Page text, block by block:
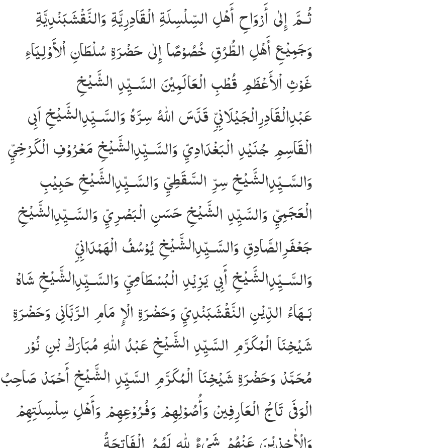
ثُـمَّ إِلٰى أَرْوَاحِ أَهْلِ السِّلْسِلَةِ الْقَادِرِيَّةِ وَالنَّقْشَبَنْدِيَّةِ
وَجَمِيْعِ أَهْلِ الطُّرُقِ خُصُوْصًا إِلٰى حَضْرَةِ سُلْطَانِ اْلأَوْلِيَاءِ
غَوْثِ اْلأَعْظَمِ قُطْبِ الْعَالَمِيْنَ السَّـيِّدِ الشَّيْخِ
عَبْدِالْقَادِرِالْجَيْلَانِيِّ قَدَّسَ اللّٰهُ سِرَّهُ وَالسَّـيِّدِالشَّيْخِ اَبِى
الْقَاسِمِ جُنَيْدِ الْبَغْدَادِيِّ وَالسَّـيِّدِالشَّيْخِ مَعْرُوْفِ الْكَرْخِيِّ
وَالسَّـيِّدِالشَّيْخِ سِرِّ السَّقَطِيِّ وَالسَّـيِّدِالشَّيْخِ حَبِيْبِ
الْعَجَمِيِّ وَالسَّيِّدِ الشَّيْخِ حَسَنِ الْبَصْرِيِّ وَالسَّـيِّدِالشَّيْخِ
جَعْفَرِالصَّادِقِ وَالسَّـيِّدِالشَّيْخِ يُوْسُفُ الْهَمْدَانِيِّ
وَالسَّـيِّدِالشَّيْخِ أَبِي يَزِيْدِ الْبُسْطَامِيِّ وَالسَّـيِّدِالشَّيْخِ شَاهْ
بَـهَاءُ الدِّيْنِ النَّقْشَبَنْدِيِّ وَحَضْرَةِ الْإِ مَامِ الرَّبَّانِى وَحَضْرَةِ
شَيْخِنَا الْمُكَرَّمِ السَّيِّدِ الشَّيْخِ عَبْدُ اللّٰهِ مُبَارَكْ بْنِ نُوْر
مُحَمَّدْ وَحَضْرَةِ شَيْخِنَا الْمُكَرَّمِ السَّيِّدِ الشَّيْخِ أَحْمَدْ صَاحِبُ
الْوَفَى تَاجُ الْعَارِفِينْ وَأُصُوْلِهِمْ وَفُرُوْعِهِمْ وَأَهْلِ سِلْسِلَتِهِمْ